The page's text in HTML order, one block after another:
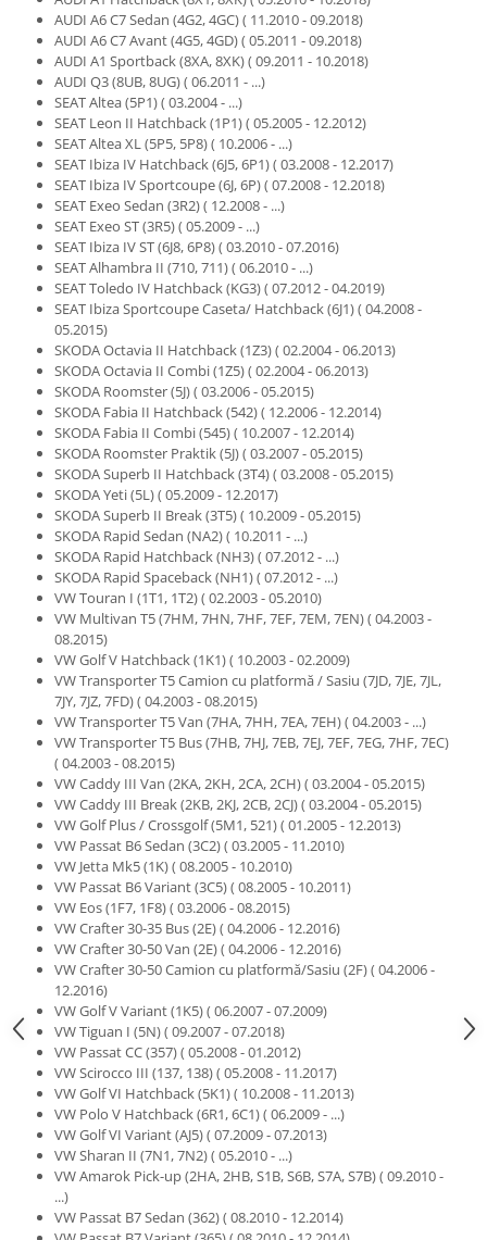
Genti si accesorii barbati
Genti si accesorii femei
Imbracaminte barbati
Imbracaminte femei
Imbracaminte si Incaltaminte copii
Incaltaminte barbati
Incaltaminte femei
Ochelari de soare
Ochelari de vedere
Gaming, Carti & Birotica
Birotica & Papetarie
Console, Jocuri & Accesorii
Ingrijire personala & Cosmetice
Accesorii aparate de ras electrice
Accesorii aparate hair styling
Aparate & Accesorii ingrijire
personala
Aparate cosmetice
Articole Sanatate si Wellness
Consumabile sanitare
Cosmetice si produse ingrijire
personala
Igiena dentara
Jucarii, Copii & Bebe
Camera copilului
Hrana bebelusi
Igiena si ingrijire
Jucarii si Jocuri
Maternitate
Petshop
Accesorii animale de companie
Acvaristica
Castroane si adapatori animale
Igiena animale de companie
Mobila si transport animale de
companie
Zgarzi, lese si hamuri
PC, Periferice & Software
Componente PC
Desktop PC & Monitoare
Imprimante, Scanere &
Consumabile
Periferice PC
AUDI A6 C7 Sedan (4G2, 4GC) ( 11.2010 - 09.2018)
AUDI A6 C7 Avant (4G5, 4GD) ( 05.2011 - 09.2018)
AUDI A1 Sportback (8XA, 8XK) ( 09.2011 - 10.2018)
AUDI Q3 (8UB, 8UG) ( 06.2011 - ...)
SEAT Altea (5P1) ( 03.2004 - ...)
SEAT Leon II Hatchback (1P1) ( 05.2005 - 12.2012)
SEAT Altea XL (5P5, 5P8) ( 10.2006 - ...)
SEAT Ibiza IV Hatchback (6J5, 6P1) ( 03.2008 - 12.2017)
SEAT Ibiza IV Sportcoupe (6J, 6P) ( 07.2008 - 12.2018)
SEAT Exeo Sedan (3R2) ( 12.2008 - ...)
SEAT Exeo ST (3R5) ( 05.2009 - ...)
SEAT Ibiza IV ST (6J8, 6P8) ( 03.2010 - 07.2016)
SEAT Alhambra II (710, 711) ( 06.2010 - ...)
SEAT Toledo IV Hatchback (KG3) ( 07.2012 - 04.2019)
SEAT Ibiza Sportcoupe Caseta/ Hatchback (6J1) ( 04.2008 -
05.2015)
SKODA Octavia II Hatchback (1Z3) ( 02.2004 - 06.2013)
SKODA Octavia II Combi (1Z5) ( 02.2004 - 06.2013)
SKODA Roomster (5J) ( 03.2006 - 05.2015)
SKODA Fabia II Hatchback (542) ( 12.2006 - 12.2014)
SKODA Fabia II Combi (545) ( 10.2007 - 12.2014)
SKODA Roomster Praktik (5J) ( 03.2007 - 05.2015)
SKODA Superb II Hatchback (3T4) ( 03.2008 - 05.2015)
SKODA Yeti (5L) ( 05.2009 - 12.2017)
SKODA Superb II Break (3T5) ( 10.2009 - 05.2015)
SKODA Rapid Sedan (NA2) ( 10.2011 - ...)
SKODA Rapid Hatchback (NH3) ( 07.2012 - ...)
SKODA Rapid Spaceback (NH1) ( 07.2012 - ...)
VW Touran I (1T1, 1T2) ( 02.2003 - 05.2010)
VW Multivan T5 (7HM, 7HN, 7HF, 7EF, 7EM, 7EN) ( 04.2003 -
08.2015)
VW Golf V Hatchback (1K1) ( 10.2003 - 02.2009)
VW Transporter T5 Camion cu platformă / Sasiu (7JD, 7JE, 7JL,
7JY, 7JZ, 7FD) ( 04.2003 - 08.2015)
VW Transporter T5 Van (7HA, 7HH, 7EA, 7EH) ( 04.2003 - ...)
VW Transporter T5 Bus (7HB, 7HJ, 7EB, 7EJ, 7EF, 7EG, 7HF, 7EC)
( 04.2003 - 08.2015)
VW Caddy III Van (2KA, 2KH, 2CA, 2CH) ( 03.2004 - 05.2015)
VW Caddy III Break (2KB, 2KJ, 2CB, 2CJ) ( 03.2004 - 05.2015)
VW Golf Plus / Crossgolf (5M1, 521) ( 01.2005 - 12.2013)
VW Passat B6 Sedan (3C2) ( 03.2005 - 11.2010)
VW Jetta Mk5 (1K) ( 08.2005 - 10.2010)
VW Passat B6 Variant (3C5) ( 08.2005 - 10.2011)
VW Eos (1F7, 1F8) ( 03.2006 - 08.2015)
VW Crafter 30-35 Bus (2E) ( 04.2006 - 12.2016)
VW Crafter 30-50 Van (2E) ( 04.2006 - 12.2016)
VW Crafter 30-50 Camion cu platformă/Sasiu (2F) ( 04.2006 -
12.2016)
VW Golf V Variant (1K5) ( 06.2007 - 07.2009)
VW Tiguan I (5N) ( 09.2007 - 07.2018)
VW Passat CC (357) ( 05.2008 - 01.2012)
VW Scirocco III (137, 138) ( 05.2008 - 11.2017)
VW Golf VI Hatchback (5K1) ( 10.2008 - 11.2013)
VW Polo V Hatchback (6R1, 6C1) ( 06.2009 - ...)
VW Golf VI Variant (AJ5) ( 07.2009 - 07.2013)
VW Sharan II (7N1, 7N2) ( 05.2010 - ...)
VW Amarok Pick-up (2HA, 2HB, S1B, S6B, S7A, S7B) ( 09.2010 -
...)
VW Passat B7 Sedan (362) ( 08.2010 - 12.2014)